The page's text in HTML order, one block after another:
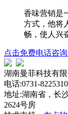
香味营销是
方式，他将
畅，使人兴
点击免费电话咨询
湖南曼菲科技有
电话:0731-
地址:湖南省，长
2624号房